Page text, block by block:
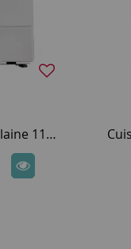
Cuisinière à bois La Châtelaine 11Kw coloris Blanc - Godin Réf. 240165 (remplace réf. 6155)